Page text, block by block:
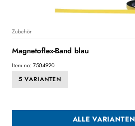
Zubehör
Magnetoflex-Band blau
Item no: 7504920
5 VARIANTEN
ALLE VARIANTEN